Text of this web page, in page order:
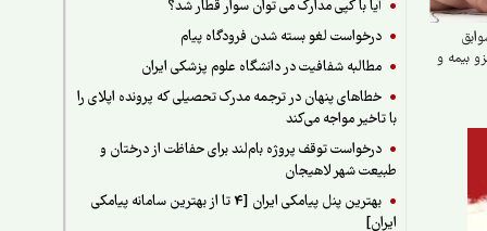
آیا با کپی مدارک می توان سوار قطار شد؟
درخواست لغو بسته شدن فرودگاه پیام
مطالبه شفافیت در دانشگاه علوم پزشکی ایران
خطاهای پنهان در ترجمه مدرک تحصیلی که پرونده اپلای را
با تاخیر مواجه می‌کند
درخواست توقف پروژه بام‌لند برای حفاظت از درختان و
طبیعت شهر لاهیجان
بهترین پنل پیامکی ایران [4 تا از بهترین سامانه پیامکی
ایران]
بیمه و